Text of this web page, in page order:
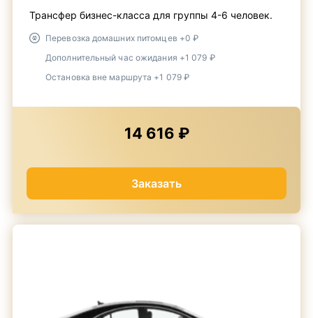
Трансфер бизнес-класса для группы 4-6 человек.
Перевозка домашних питомцев +0 ₽
Дополнительный час ожидания +1 079 ₽
Остановка вне маршрута +1 079 ₽
14 616 ₽
Заказать